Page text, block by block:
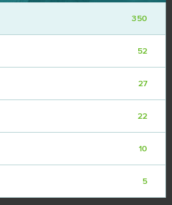
350
52
27
22
10
5